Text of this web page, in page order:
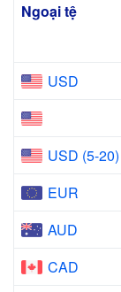
Ngoại tệ
USD
USD (5-20)
EUR
AUD
CAD